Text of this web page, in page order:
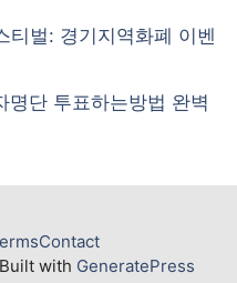
티벌: 경기지역화폐 이벤
명단 투표하는방법 완벽
with GeneratePress
Contact